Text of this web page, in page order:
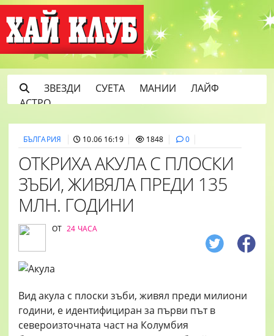
ЗВЕЗДИ СУЕТА МАНИИ
ЛАЙФ
АСТРО
БЪЛГАРИЯ 10.06 16:19 1848 0
ОТКРИХА АКУЛА С ПЛОСКИ
ЗЪБИ, ЖИВЯЛА ПРЕДИ 135
МЛН. ГОДИНИ
ОТ 24 ЧАСА
Вид акула с плоски зъби, живял преди милиони
години, е идентифициран за първи път в
североизточната част на Колумбия